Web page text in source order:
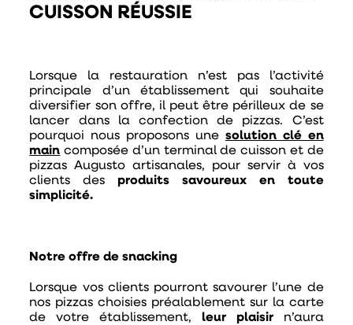
CUISSON RÉUSSIE
Lorsque la restauration n’est pas l’activité
principale d’un établissement qui souhaite
diversifier son offre, il peut être périlleux de se
lancer dans la confection de pizzas. C’est
pourquoi nous proposons une solution clé en
main composée d’un terminal de cuisson et de
pizzas Augusto artisanales, pour servir à vos
clients des produits savoureux en toute
simplicité.
Notre offre de snacking
Lorsque vos clients pourront savourer l’une de
nos pizzas choisies préalablement sur la carte
de votre établissement, leur plaisirn’aura